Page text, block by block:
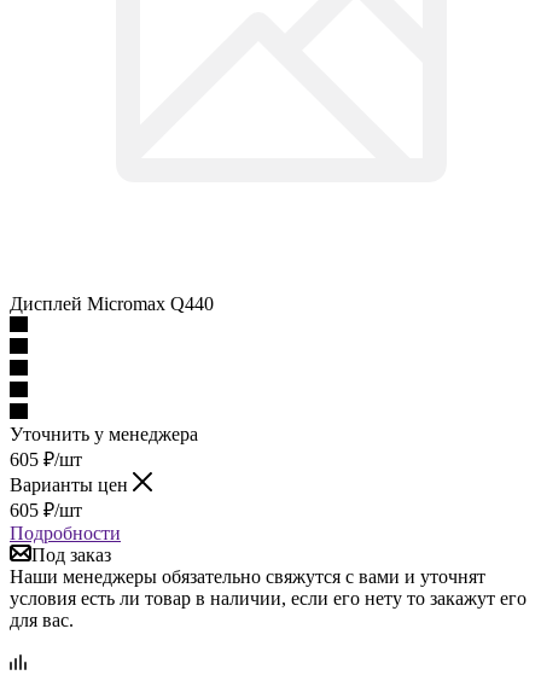
Дисплей Micromax Q440
Уточнить у менеджера
605 ₽/шт
Варианты цен
605 ₽/шт
Подробности
Под заказ
Наши менеджеры обязательно свяжутся с вами и уточнят
условия есть ли товар в наличии, если его нету то закажут его
для вас.